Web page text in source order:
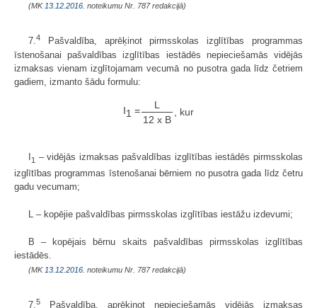
(MK 13.12.2016. noteikumu Nr. 787 redakcijā)
7.4
Pašvaldība, aprēķinot pirmsskolas izglītības programmas
īstenošanai pašvaldības izglītības iestādēs nepieciešamās vidējās
izmaksas vienam izglītojamam vecumā no pusotra gada līdz četriem
gadiem, izmanto šādu formulu:
I1 = L
, kur
12 x B
I1 – vidējās izmaksas pašvaldības izglītības iestādēs pirmsskolas
izglītības programmas īstenošanai bērniem no pusotra gada līdz četru
gadu vecumam;
L – kopējie pašvaldības pirmsskolas izglītības iestāžu izdevumi;
B – kopējais bērnu skaits pašvaldības pirmsskolas izglītības
iestādēs.
(MK 13.12.2016. noteikumu Nr. 787 redakcijā)
7.5
Pašvaldība, aprēķinot nepieciešamās vidējās izmaksas